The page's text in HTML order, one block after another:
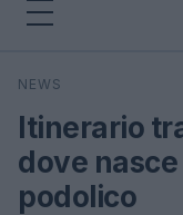
Cerca
NEWS
Itinerario
dove
podolico